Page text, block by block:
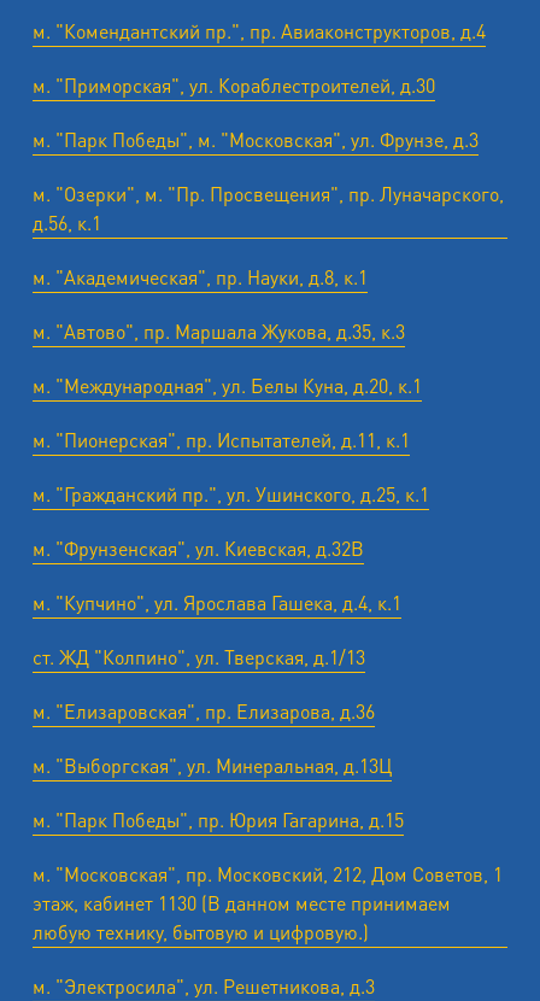
м. "Комендантский пр.", пр. Авиаконструкторов, д.4
м. "Приморская", ул. Кораблестроителей, д.30
м. "Парк Победы", м. "Московская", ул. Фрунзе, д.3
м. "Озерки", м. "Пр. Просвещения", пр. Луначарского,
д.56, к.1
м. "Академическая", пр. Науки, д.8, к.1
м. "Автово", пр. Маршала Жукова, д.35, к.3
м. "Международная", ул. Белы Куна, д.20, к.1
м. "Пионерская", пр. Испытателей, д.11, к.1
м. "Гражданский пр.", ул. Ушинского, д.25, к.1
м. "Фрунзенская", ул. Киевская, д.32В
м. "Купчино", ул. Ярослава Гашека, д.4, к.1
ст. ЖД "Колпино", ул. Тверская, д.1/13
м. "Елизаровская", пр. Елизарова, д.36
м. "Выборгская", ул. Минеральная, д.13Ц
м. "Парк Победы", пр. Юрия Гагарина, д.15
м. "Московская", пр. Московский, 212, Дом Советов, 1
этаж, кабинет 1130 (В данном месте принимаем
любую технику, бытовую и цифровую.)
м. "Электросила", ул. Решетникова, д.3